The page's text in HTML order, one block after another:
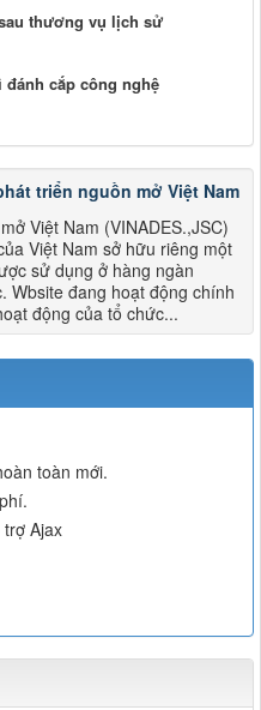
thương vụ lịch sử
cắp công nghệ
triển nguồn mở Việt Nam
Việt Nam (VINADES.,JSC)
Việt Nam sở hữu riêng một
sử dụng ở hàng ngàn
Wbsite đang hoạt động chính
động của tổ chức...
toàn mới.
Ajax